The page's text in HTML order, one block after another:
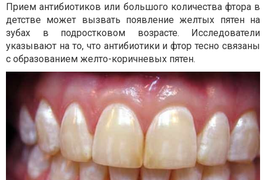
Прием антибиотиков или большого количества фтора в
детстве может вызвать появление желтых пятен на
зубах в подростковом возрасте. Исследователи
указывают на то, что антибиотики и фтор тесно связаны
с образованием желто-коричневых пятен.